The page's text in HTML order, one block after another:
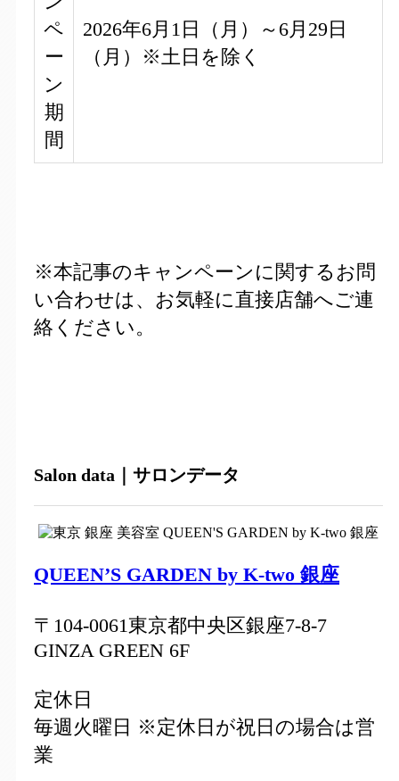
ペ
ー
ン
期
間
2026年6月1日（月）～6月29日
（月）※土日を除く
※本記事のキャンペーンに関するお問
い合わせは、お気軽に直接店舗へご連
絡ください。
Salon data｜サロンデータ
QUEEN’S GARDEN by K-two 銀座
〒104-0061東京都中央区銀座7-8-7
GINZA GREEN 6F
定休日
毎週火曜日 ※定休日が祝日の場合は営
業